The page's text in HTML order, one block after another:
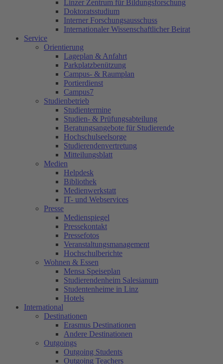
Linzer Zentrum für Bildungsforschung
Doktoratsstudium
Interner Forschungsausschuss
Internationaler Wissenschaftlicher Beirat
Service
Orientierung
Lageplan & Anfahrt
Parkplatzbenützung
Campus- & Raumplan
Portierdienst
Campus7
Studienbetrieb
Studientermine
Studien- & Prüfungsabteilung
Beratungsangebote für Studierende
Hochschulseelsorge
Studierendenvertretung
Mitteilungsblatt
Medien
Helpdesk
Bibliothek
Medienwerkstatt
IT- und Webservices
Presse
Medienspiegel
Pressekontakt
Pressefotos
Veranstaltungsmanagement
Hochschulberichte
Wohnen & Essen
Mensa Speiseplan
Studierendenheim Salesianum
Studentenheime in Linz
Hotels
International
Destinationen
Erasmus Destinationen
Andere Destinationen
Outgoings
Outgoing Students
Outgoing Teachers